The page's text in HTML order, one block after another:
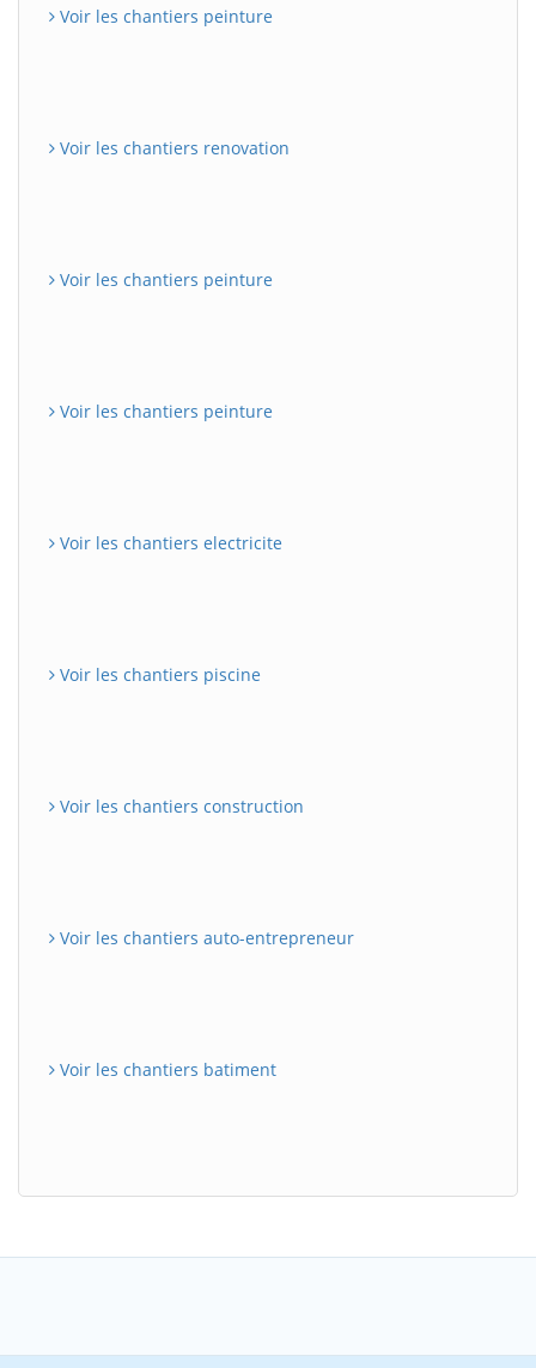
Voir les chantiers peinture
Voir les chantiers renovation
Voir les chantiers peinture
Voir les chantiers peinture
Voir les chantiers electricite
Voir les chantiers piscine
Voir les chantiers construction
Voir les chantiers auto-entrepreneur
Voir les chantiers batiment